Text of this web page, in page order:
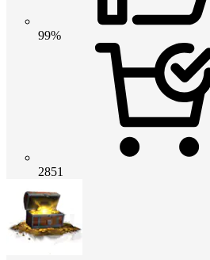
99%
2851